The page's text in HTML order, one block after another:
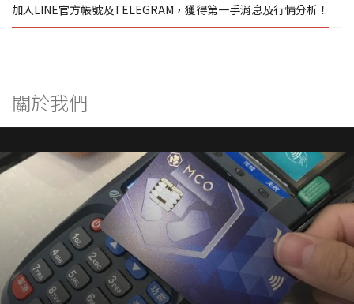
加入LINE官方帳號及TELEGRAM，獲得第一手消息及行情分析！
關於我們